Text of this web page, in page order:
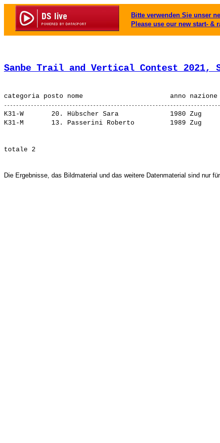
Bitte verwenden Sie unser
Please use our new start- &
Sanbe Trail and Vertical Contest 2021,
K31-W       20. Hübscher Sara
1980 Zug
K31-M       13. Passerini Roberto
Die Ergebnisse, das Bildmaterial und das weitere Datenmaterial sind nur